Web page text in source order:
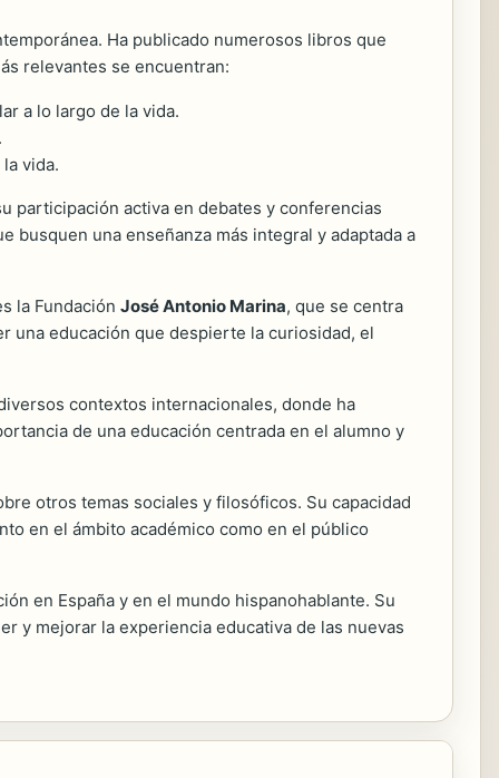
Ha publicado numerosos libros que
relevantes se encuentran:
a lo largo de la vida.
vida.
participación activa en debates y conferencias
busquen una enseñanza más integral y adaptada a
la Fundación José Antonio Marina, que se centra
una educación que despierte la curiosidad, el
contextos internacionales, donde ha
de una educación centrada en el alumno y
otros temas sociales y filosóficos. Su capacidad
en el ámbito académico como en el público
en España y en el mundo hispanohablante. Su
y mejorar la experiencia educativa de las nuevas